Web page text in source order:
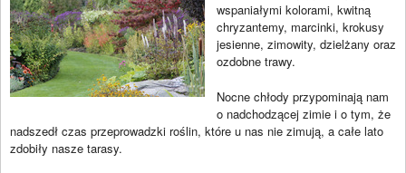
wspaniałymi kolorami, kwitną
chryzantemy, marcinki, krokusy
jesienne, zimowity, dzielżany oraz
ozdobne trawy.
Nocne chłody przypominają nam
o nadchodzącej zimie i o tym, że
nadszedł czas przeprowadzki roślin, które u nas nie zimują, a całe lato
zdobiły nasze tarasy.